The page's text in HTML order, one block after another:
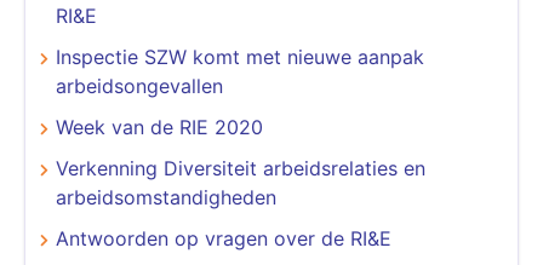
RI&E
Inspectie SZW komt met nieuwe aanpak
arbeidsongevallen
Week van de RIE 2020
Verkenning Diversiteit arbeidsrelaties en
arbeidsomstandigheden
Antwoorden op vragen over de RI&E